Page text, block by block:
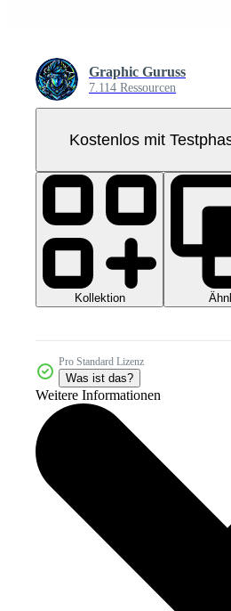
Graphic Guruss
7.114 Ressourcen
Kostenlos mit
Kollektion
Pro Standard Lizenz
Was ist das?
Weitere Informationen